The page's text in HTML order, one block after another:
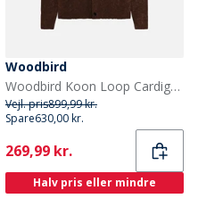
Woodbird
Woodbird Koon Loop Cardigan Dark Brown
Vejl. pris899,99 kr.
Spare630,00 kr.
Current
269,99 kr.
Halv pris eller mindre